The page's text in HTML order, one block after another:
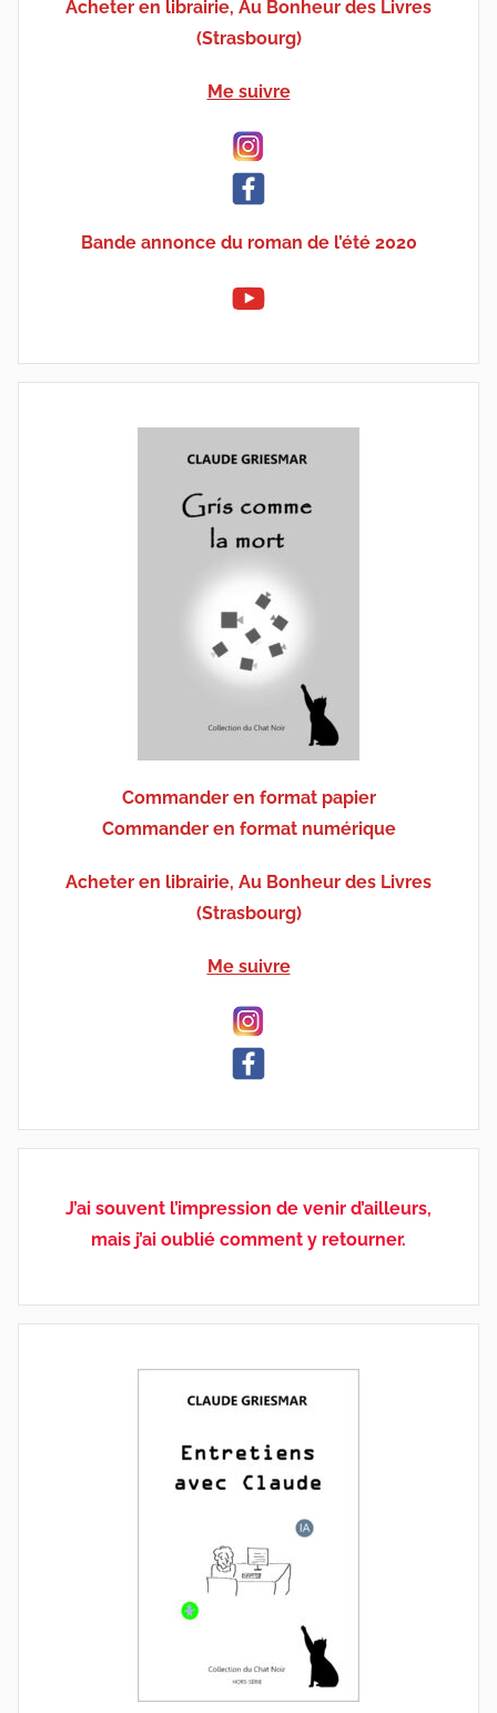
Acheter en librairie, Au Bonheur des Livres
(Strasbourg)
Me suivre
Bande annonce du roman de l’été 2020
Commander en format papier
Commander en format numérique
Acheter en librairie, Au Bonheur des Livres
(Strasbourg)
Me suivre
J’ai souvent l’impression de venir d’ailleurs,
mais j’ai oublié comment y retourner.